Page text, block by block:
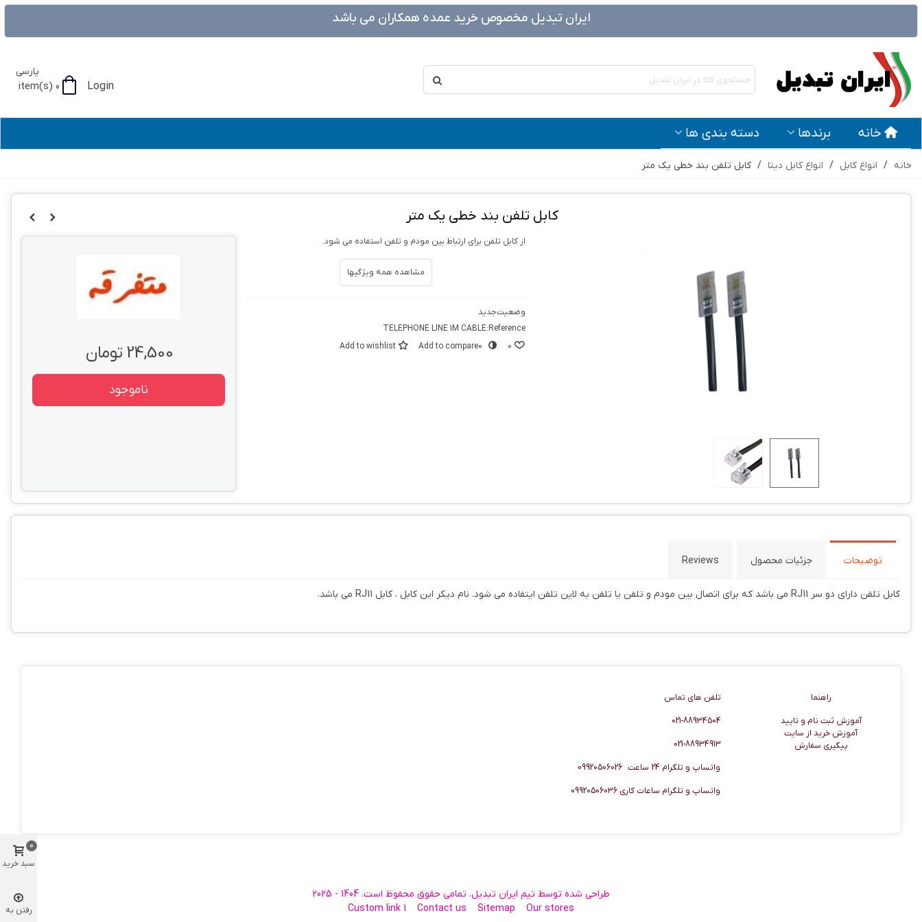
ایران تبدیل مخصوص خرید عمده همکاران می باشد
پارسی
Login
0
item(s)
خانه برندها دسته بندی ها
خانه / انواع کابل / انواع کابل دیتا / کابل تلفن بند خطی یک متر
کابل تلفن بند خطی یک متر
از کابل تلفن برای ارتباط بین مودم و تلفن استفاده می شود.
مشاهده همه ویژگیها
وضعیتجدید
Reference:
TELEPHONE LINE 1M CABLE
0
Add to compare0
Add to wishlist 24,500 تومان
ناموجود
توضیحات جزئیات محصول Reviews
کابل تلفن دارای دو سر RJ11 می باشد که برای اتصال بین مودم و تلفن یا تلفن به لاین تلفن ایتفاده می شود. نام دیکر این کابل ، کابل RJ11 می باشد.
راهنما
آموزش ثبت نام و تایید
آموزش خرید از سایت
پیگیری سفارش
تلفن های تماس
021-88934504
021-88934913
واتساپ و تلگرام 24 ساعت 09920506026
واتساپ و تلگرام ساعات کاری 09920506036
طراحی شده توسط تیم ایران تبدیل. تمامی حقوق محفوظ است. 1404 - 2025
Our stores
Sitemap
Contact us
Custom link 1
سبد خرید
0
رفتن به